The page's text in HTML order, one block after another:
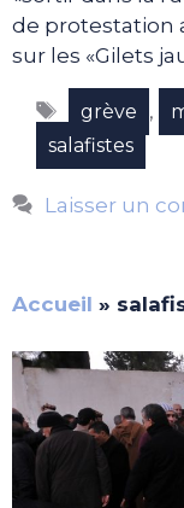
de protestation
sur les «Gilets
Étiquettes
grève ,
salafistes
Laisser un
Accueil »